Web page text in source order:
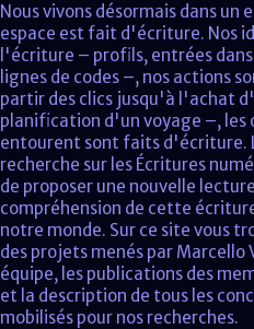
Nous vivons désormais dans un
espace est fait d'écriture. Nos
l'écriture – profils, entrées dans
lignes de codes –, nos actions
partir des clics jusqu'à l'achat
planification d'un voyage –, les
entourent sont faits d'écriture.
recherche sur les Écritures
de proposer une nouvelle
compréhension de cette
notre monde. Sur ce site vous
des projets menés par
équipe, les publications des
et la description de tous les
mobilisés pour nos recherches.